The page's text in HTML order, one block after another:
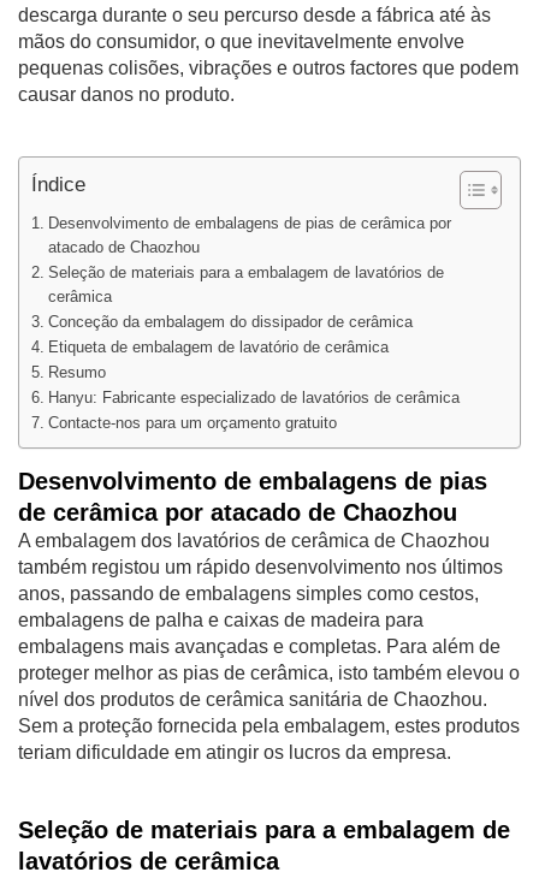
descarga durante o seu percurso desde a fábrica até às
mãos do consumidor, o que inevitavelmente envolve
pequenas colisões, vibrações e outros factores que podem
causar danos no produto.
Índice
Desenvolvimento de embalagens de pias de cerâmica por
atacado de Chaozhou
Seleção de materiais para a embalagem de lavatórios de
cerâmica
Conceção da embalagem do dissipador de cerâmica
Etiqueta de embalagem de lavatório de cerâmica
Resumo
Hanyu: Fabricante especializado de lavatórios de cerâmica
Contacte-nos para um orçamento gratuito
Desenvolvimento de embalagens de pias
de cerâmica por atacado de Chaozhou
A embalagem dos lavatórios de cerâmica de Chaozhou
também registou um rápido desenvolvimento nos últimos
anos, passando de embalagens simples como cestos,
embalagens de palha e caixas de madeira para
embalagens mais avançadas e completas. Para além de
proteger melhor as pias de cerâmica, isto também elevou o
nível dos produtos de cerâmica sanitária de Chaozhou.
Sem a proteção fornecida pela embalagem, estes produtos
teriam dificuldade em atingir os lucros da empresa.
Seleção de materiais para a embalagem de
lavatórios de cerâmica